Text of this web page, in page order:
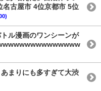
名古屋市 4位京都市 5位
ル漫画のワンシーンが
まりにも多すぎて大渋